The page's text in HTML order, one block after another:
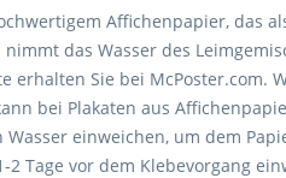
Affichenpapier, das
das Wasser des
erhalten Sie bei McPoster.com.
bei Plakaten aus
einweichen, um dem
Tage vor dem Klebevorgang